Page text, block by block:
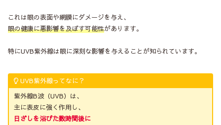
これは眼の表面や網膜にダメージを与え、
眼の健康に悪影響を及ぼす可能性があります。
特にUVB紫外線は眼に深刻な影響を与えることが知られています。
UVB紫外線ってなに？
紫外線B波（UVB）は、
主に表皮に強く作用し、
日ざしを浴びた数時間後に